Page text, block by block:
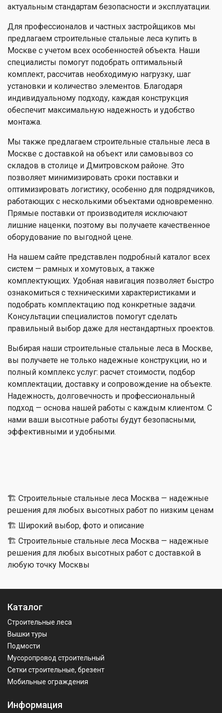
актуальным стандартам безопасности и эксплуатации.
Для профессионалов и частных застройщиков мы
предлагаем строительные стальные леса купить в
Москве с учетом всех особенностей объекта. Наши
специалисты помогут подобрать оптимальный
комплект, рассчитав необходимую нагрузку, шаг
установки и количество элементов. Благодаря
индивидуальному подходу, каждая конструкция
обеспечит максимальную надежность и удобство
монтажа.
Мы также предлагаем строительные стальные леса в
Москве с доставкой на объект или самовывоз со
складов в столице и Дмитровском районе. Это
позволяет минимизировать сроки поставки и
оптимизировать логистику, особенно для подрядчиков,
работающих с несколькими объектами одновременно.
Прямые поставки от производителя исключают
лишние наценки, поэтому вы получаете качественное
оборудование по выгодной цене.
На нашем сайте представлен подробный каталог всех
систем — рамных и хомутовых, а также
комплектующих. Удобная навигация позволяет быстро
ознакомиться с техническими характеристиками и
подобрать комплектацию под конкретные задачи.
Консультации специалистов помогут сделать
правильный выбор даже для нестандартных проектов.
Выбирая наши строительные стальные леса в Москве,
вы получаете не только надежные конструкции, но и
полный комплекс услуг: расчет стоимости, подбор
комплектации, доставку и сопровождение на объекте.
Надежность, долговечность и профессиональный
подход — основа нашей работы с каждым клиентом. С
нами ваши высотные работы будут безопасными,
эффективными и удобными.
🏗 Строительные стальные леса Москва — надежные
решения для любых высотных работ по низким ценам
🏗 Широкий выбор, фото и описание
🏗 Строительные стальные леса Москва — надежные
решения для любых высотных работ с доставкой в
любую точку Москвы
Каталог
Строительные леса
Вышки туры
Подмости
Мусоропровод строительный
Сетки строительные, брезент
Мобильные ограждения
Информация